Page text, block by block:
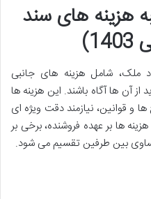
هزینه های سند
شامل هزینه های جانبی
آن ها آگاه باشند. این هزینه ها
نرخ ها و قوانین، نیازمند دقت ویژه ای
ها بر عهده فروشنده، برخی بر
بین طرفین تقسیم می شود.